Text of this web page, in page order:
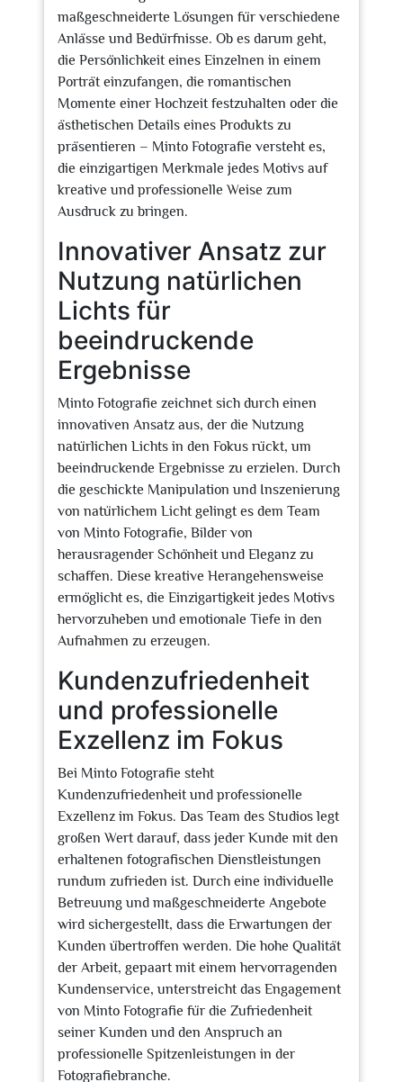
maßgeschneiderte Lösungen für verschiedene
Anlässe und Bedürfnisse. Ob es darum geht,
die Persönlichkeit eines Einzelnen in einem
Porträt einzufangen, die romantischen
Momente einer Hochzeit festzuhalten oder die
ästhetischen Details eines Produkts zu
präsentieren – Minto Fotografie versteht es,
die einzigartigen Merkmale jedes Motivs auf
kreative und professionelle Weise zum
Ausdruck zu bringen.
Innovativer Ansatz zur
Nutzung natürlichen
Lichts für
beeindruckende
Ergebnisse
Minto Fotografie zeichnet sich durch einen
innovativen Ansatz aus, der die Nutzung
natürlichen Lichts in den Fokus rückt, um
beeindruckende Ergebnisse zu erzielen. Durch
die geschickte Manipulation und Inszenierung
von natürlichem Licht gelingt es dem Team
von Minto Fotografie, Bilder von
herausragender Schönheit und Eleganz zu
schaffen. Diese kreative Herangehensweise
ermöglicht es, die Einzigartigkeit jedes Motivs
hervorzuheben und emotionale Tiefe in den
Aufnahmen zu erzeugen.
Kundenzufriedenheit
und professionelle
Exzellenz im Fokus
Bei Minto Fotografie steht
Kundenzufriedenheit und professionelle
Exzellenz im Fokus. Das Team des Studios legt
großen Wert darauf, dass jeder Kunde mit den
erhaltenen fotografischen Dienstleistungen
rundum zufrieden ist. Durch eine individuelle
Betreuung und maßgeschneiderte Angebote
wird sichergestellt, dass die Erwartungen der
Kunden übertroffen werden. Die hohe Qualität
der Arbeit, gepaart mit einem hervorragenden
Kundenservice, unterstreicht das Engagement
von Minto Fotografie für die Zufriedenheit
seiner Kunden und den Anspruch an
professionelle Spitzenleistungen in der
Fotografiebranche.